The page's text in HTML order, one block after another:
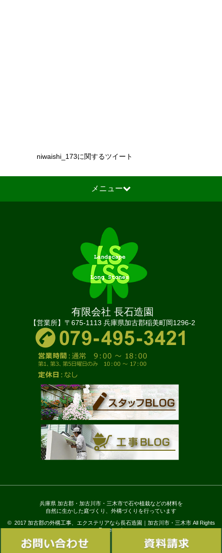
niwaishi_173に関するツイート
メニュー
有限会社 長石造園
【営業所】〒675-1113 兵庫県加古郡稲美町岡1296-2
兵庫県 加古郡・加古川市・三木市で石や植栽などの材料を
自然に生かした庭づくり、外構づくりを行っています
© 2017 加古郡の外構工事、エクステリアなら長石造園｜加古川市・三木市 All Rights
Reserved.